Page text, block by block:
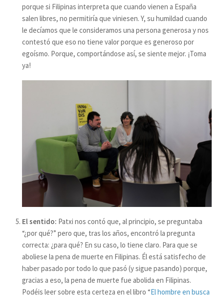
porque si Filipinas interpreta que cuando vienen a España
salen libres, no permitiría que viniesen. Y, su humildad cuando
le decíamos que le consideramos una persona generosa y nos
contestó que eso no tiene valor porque es generoso por
egoísmo. Porque, comportándose así, se siente mejor. ¡Toma
ya!
El sentido: Patxi nos contó que, al principio, se preguntaba
“¿por qué?” pero que, tras los años, encontró la pregunta
correcta: ¿para qué? En su caso, lo tiene claro. Para que se
aboliese la pena de muerte en Filipinas. Él está satisfecho de
haber pasado por todo lo que pasó (y sigue pasando) porque,
gracias a eso, la pena de muerte fue abolida en Filipinas.
Podéis leer sobre esta certeza en el libro “El hombre en busca